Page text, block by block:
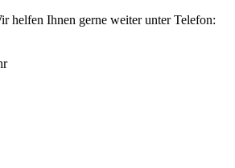
helfen Ihnen gerne weiter unter Telefon: